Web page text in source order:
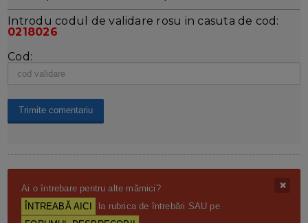
Introdu codul de validare rosu in casuta de cod:
0218026
Cod:
Ai o întrebare pentru alte mămici?
ÎNTREABĂ AICI
la rubrica de întrebări SAU pe